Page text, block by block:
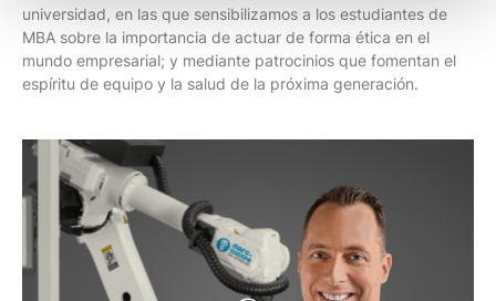
universidad, en las que sensibilizamos a los estudiantes de
MBA sobre la importancia de actuar de forma ética en el
mundo empresarial; y mediante patrocinios que fomentan el
espíritu de equipo y la salud de la próxima generación.